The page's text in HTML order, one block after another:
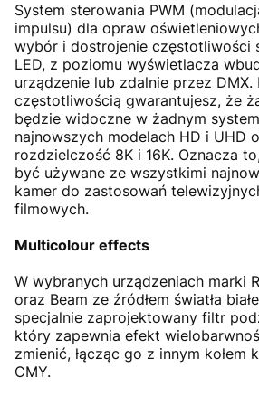
System sterowania PWM
impulsu) dla opraw
wybór i dostrojenie częstotliwości
LED, z poziomu wyświetlacza
urządzenie lub zdalnie przez DMX.
częstotliwością gwarantujesz, że
będzie widoczne w żadnym
najnowszych modelach HD i UHD
rozdzielczość 8K i 16K. Oznacza
być używane ze wszystkimi
kamer do zastosowań
filmowych.
Multicolour effects
W wybranych urządzeniach marki
oraz Beam ze źródłem światła
specjalnie zaprojektowany filtr
który zapewnia efekt
zmienić, łącząc go z innym kołem
CMY.